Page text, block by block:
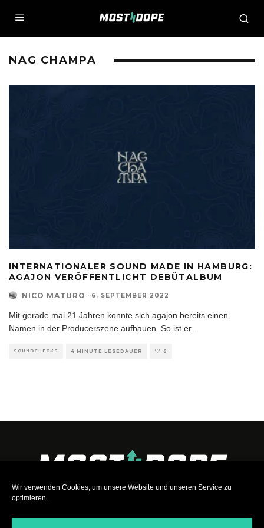
Wir verwenden Cookies, um unsere Website und unseren Service zu
optimieren.
NAG CHAMPA
INTERNATIONALER SOUND MADE IN HAMBURG:
AGAJON VERÖFFENTLICHT DEBÜTALBUM
NICO MATURO · 6. SEPTEMBER 2022
Mit gerade mal 21 Jahren konnte sich agajon bereits einen
Namen in der Producerszene aufbauen. So ist er...
SOUNDCHECKS 4 MINUTE LESEDAUER 6